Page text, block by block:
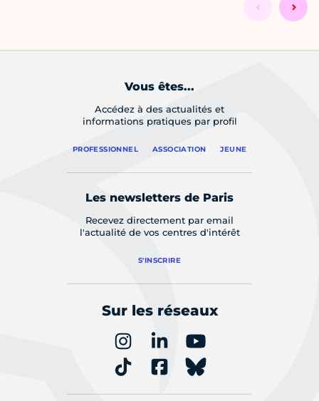
Vous êtes...
Accédez à des actualités et
informations pratiques par profil
PROFESSIONNEL ASSOCIATION JEUNE
Les newsletters de Paris
Recevez directement par email
l'actualité de vos centres d'intérêt
S'INSCRIRE
Sur les réseaux